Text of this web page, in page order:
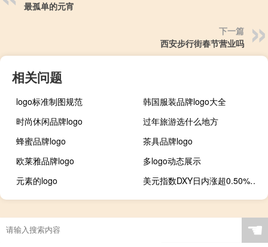
最孤单的元宵
下一篇
西安步行街春节营业吗
相关问题
logo标准制图规范
韩国服装品牌logo大全
时尚休闲品牌logo
过年旅游选什么地方
蜂蜜品牌logo
茶具品牌logo
欧莱雅品牌logo
多logo动态展示
元素的logo
美元指数DXY日内涨超0.50%现报106.75
☚